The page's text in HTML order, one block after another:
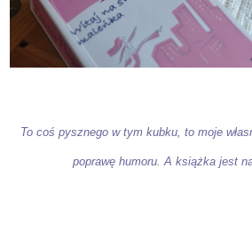
To coś pysznego w tym kubku, to moje
poprawę humoru. A książka jest